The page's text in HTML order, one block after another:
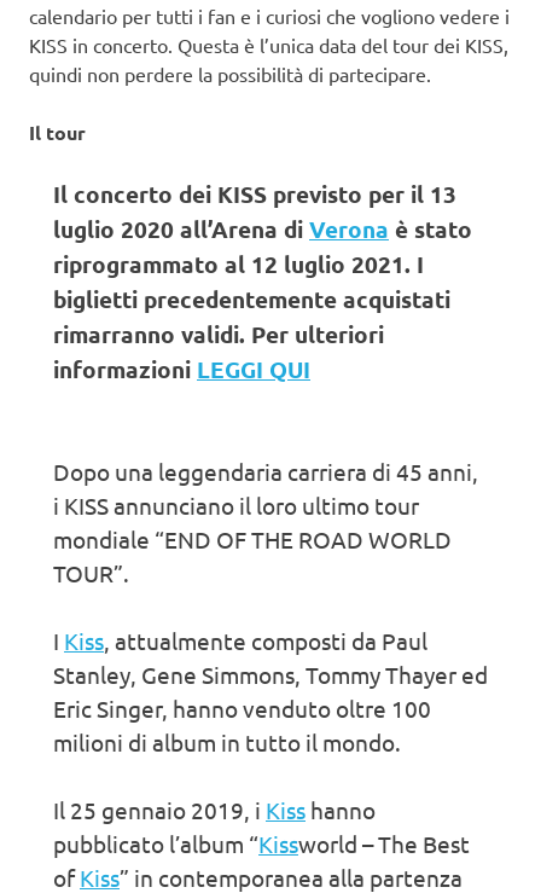
calendario per tutti i fan e i curiosi che vogliono vedere i
KISS in concerto. Questa è l’unica data del tour dei KISS,
quindi non perdere la possibilità di partecipare.
Il tour
Il concerto dei KISS previsto per il 13
luglio 2020 all’Arena di Verona è stato
riprogrammato al 12 luglio 2021. I
biglietti precedentemente acquistati
rimarranno validi. Per ulteriori
informazioni LEGGI QUI
Dopo una leggendaria carriera di 45 anni,
i KISS annunciano il loro ultimo tour
mondiale “END OF THE ROAD WORLD
TOUR”.
I Kiss, attualmente composti da Paul
Stanley, Gene Simmons, Tommy Thayer ed
Eric Singer, hanno venduto oltre 100
milioni di album in tutto il mondo.
Il 25 gennaio 2019, i Kiss hanno
pubblicato l’album “Kissworld – The Best
ofKiss” in contemporanea alla partenza